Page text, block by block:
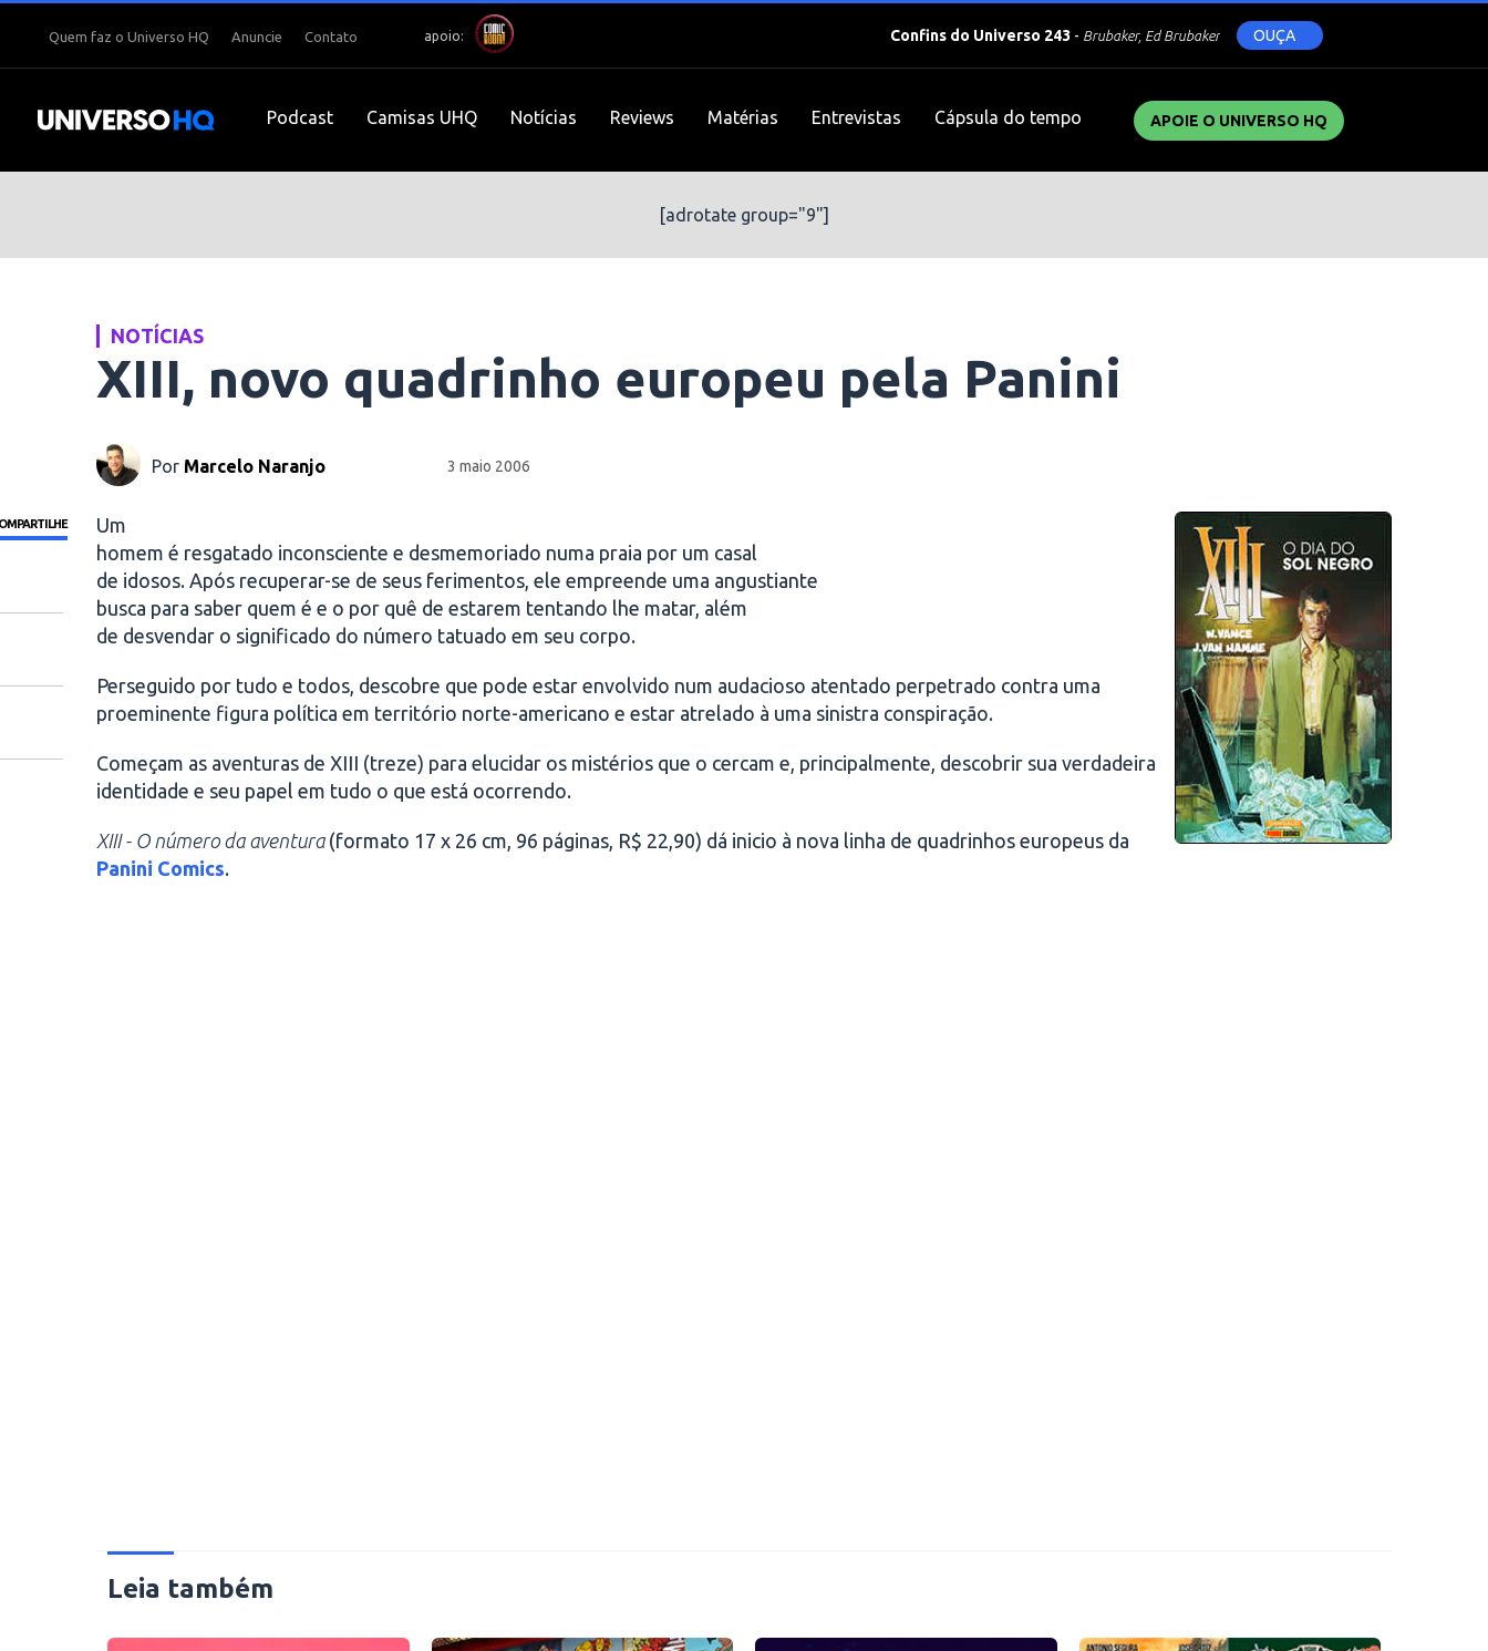
Quem faz o Universo HQ Anuncie Contato apoio: Confins do Universo 243 - Brubaker, Ed Brubaker OUÇA
Podcast Camisas UHQ Notícias Reviews Matérias Entrevistas Cápsula do tempo APOIE O UNIVERSO HQ
[adrotate group="9"]
NOTÍCIAS
XIII, novo quadrinho europeu pela Panini
Por Marcelo Naranjo 3 maio 2006
Um
homem é resgatado inconsciente e desmemoriado numa praia por um casal
de idosos. Após recuperar-se de seus ferimentos, ele empreende uma angustiante
busca para saber quem é e o por quê de estarem tentando lhe matar, além
de desvendar o significado do número tatuado em seu corpo.
Perseguido por tudo e todos, descobre que pode estar envolvido num audacioso atentado perpetrado contra uma
proeminente figura política em território norte-americano e estar atrelado à uma sinistra conspiração.
Começam as aventuras de XIII (treze) para elucidar os mistérios que o cercam e, principalmente, descobrir sua verdadeira
identidade e seu papel em tudo o que está ocorrendo.
XIII - O número da aventura(formato 17 x 26 cm, 96 páginas, R$ 22,90) dá inicio à nova linha de quadrinhos europeus da
Panini Comics.
Leia também